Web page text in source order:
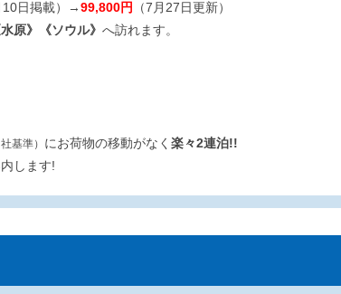
10日掲載）→99,800円
（7月27日更新）
原》《ソウル》 へ訪れます。
基準） にお荷物の移動がなく 楽々2連泊!!
します!